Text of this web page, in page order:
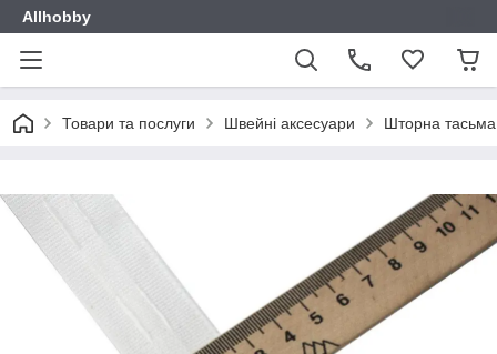
Allhobby
Товари та послуги Швейні аксесуари Шторна